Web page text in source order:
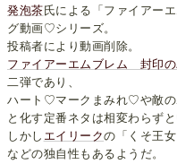
発泡茶氏による「ファイアー
グ動画♡シリーズ。
投稿者により動画削除。
ファイアーエムブレム 封印
二弾であり、
ハート♡マークまみれ♡や敵の
と化す定番ネタは相変わらずと
しかし エイリークの「くそ王
などの独自性もあるようだ。